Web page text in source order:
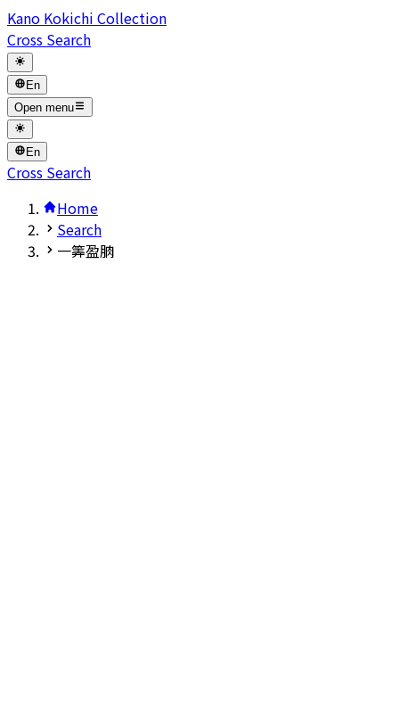
Kano Kokichi Collection
Cross Search
En
Open menu
En
Cross Search
Home
Search
一筭盈朒